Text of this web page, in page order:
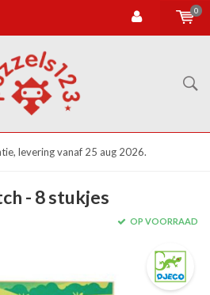
0
levering vanaf 25 aug 2026.
- 8 stukjes
OP VOORRAAD